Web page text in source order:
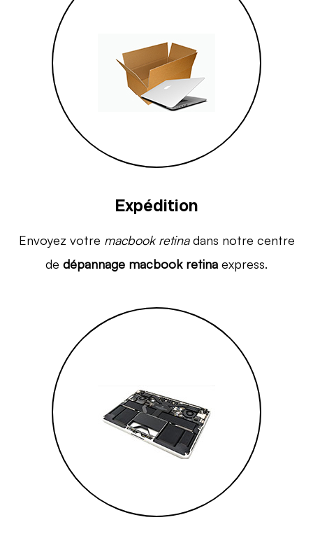
Expédition
Envoyez votre macbook retinadans notre centre
de dépannage macbook retina express.